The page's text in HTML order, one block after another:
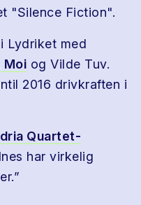
"Silence Fiction".
Lydriket med
Moi og Vilde Tuv.
2016 drivkraften i
Quartet-
har virkelig